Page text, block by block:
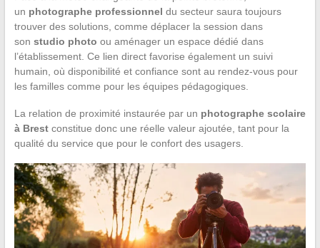
un photographe professionnel du secteur saura toujours
trouver des solutions, comme déplacer la session dans
son studio photo ou aménager un espace dédié dans
l’établissement. Ce lien direct favorise également un suivi
humain, où disponibilité et confiance sont au rendez-vous pour
les familles comme pour les équipes pédagogiques.
La relation de proximité instaurée par un photographe scolaire
à Brestconstitue donc une réelle valeur ajoutée, tant pour la
qualité du service que pour le confort des usagers.